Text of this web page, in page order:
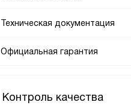
Техническая документация
Официальная гарантия
Контроль качества